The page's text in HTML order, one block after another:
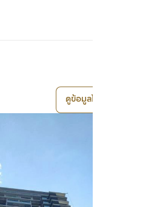
ดูข้อมูลโครงการ